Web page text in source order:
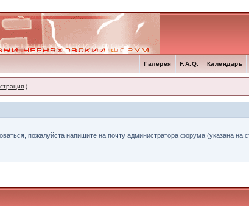
Календарь
F.A.Q.
Галерея
)
пожалуйста напишите на почту администратора форума (указана на